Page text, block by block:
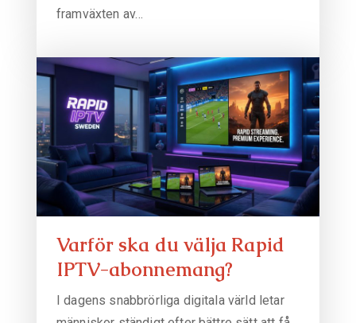
framväxten av…
Varför ska du välja Rapid
IPTV-abonnemang?
I dagens snabbrörliga digitala värld letar